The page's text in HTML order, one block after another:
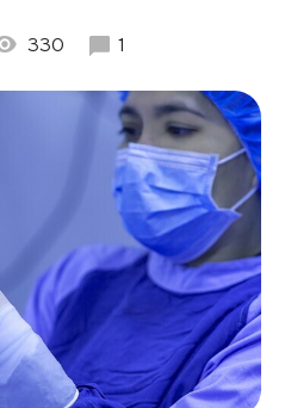
330 1